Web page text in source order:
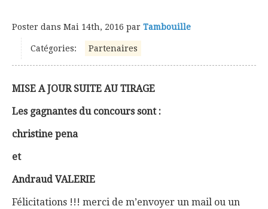
Poster dans Mai 14th, 2016 par Tambouille
Catégories: Partenaires
MISE A JOUR SUITE AU TIRAGE
Les gagnantes du concours sont :
christine pena
et
Andraud VALERIE
Félicitations !!! merci de m’envoyer un mail ou un